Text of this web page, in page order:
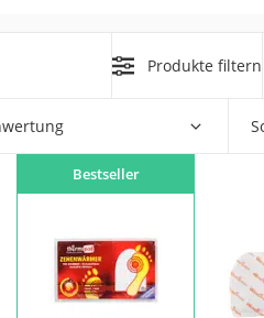
Produkte filtern
Bestseller